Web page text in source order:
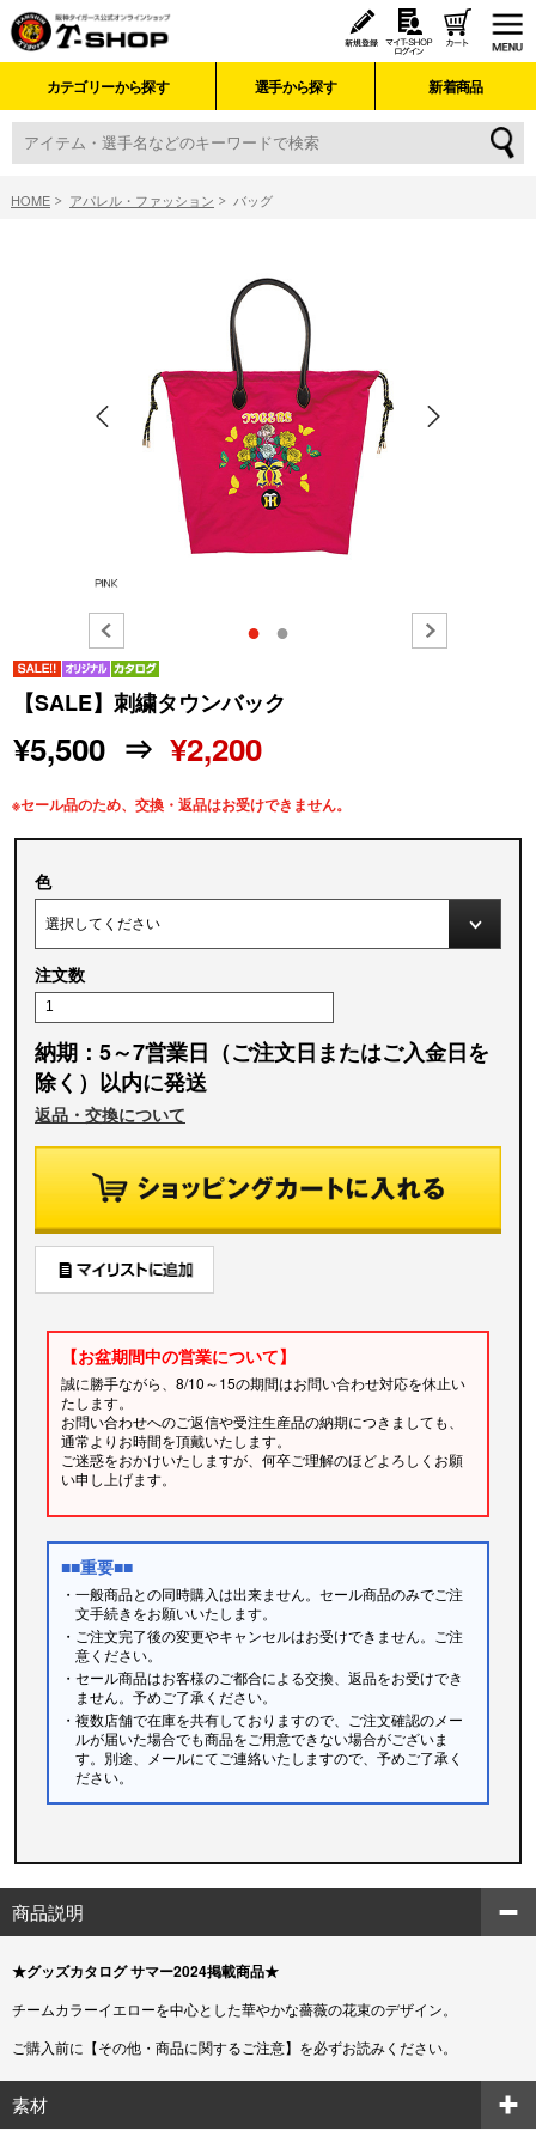
カテゴリーから探す 選手から探す 新着商品
HOME アパレル・ファッション バッグ
● ●
【SALE】刺繍タウンバック
¥5,500 ⇒¥2,200
※セール品のため、交換・返品はお受けできません。
色
注文数
納期：5～7営業日（ご注文日またはご入金日を
除く）以内に発送
返品・交換について
【お盆期間中の営業について】
誠に勝手ながら、8/10～15の期間はお問い合わせ対応を休止い
たします。
お問い合わせへのご返信や受注生産品の納期につきましても、
通常よりお時間を頂戴いたします。
ご迷惑をおかけいたしますが、何卒ご理解のほどよろしくお願
い申し上げます。
■■重要■■
・一般商品との同時購入は出来ません。セール商品のみでご注
文手続きをお願いいたします。
・ご注文完了後の変更やキャンセルはお受けできません。ご注
意ください。
・セール商品はお客様のご都合による交換、返品をお受けでき
ません。予めご了承ください。
・複数店舗で在庫を共有しておりますので、ご注文確認のメー
ルが届いた場合でも商品をご用意できない場合がございま
す。別途、メールにてご連絡いたしますので、予めご了承く
ださい。
商品説明
★グッズカタログ サマー2024掲載商品★
チームカラーイエローを中心とした華やかな薔薇の花束のデザイン。
ご購入前に【その他・商品に関するご注意】を必ずお読みください。
素材